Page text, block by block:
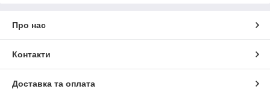
Про нас
Контакти
Доставка та оплата